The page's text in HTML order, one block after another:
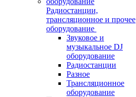
Радиостанции,
трансляционное и прочее
оборудование
Звуковое и
музыкальное DJ
оборудование
Радиостанции
Разное
Трансляционное
оборудование